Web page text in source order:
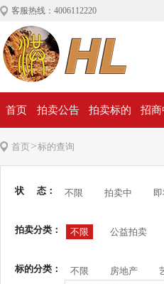
客服热线：4006112220
首页 拍卖公告 拍卖标的 招商
首页>标的查询
状 态： 不限 拍卖中
拍卖分类： 不限 公益拍卖
标的分类： 不限 房地产